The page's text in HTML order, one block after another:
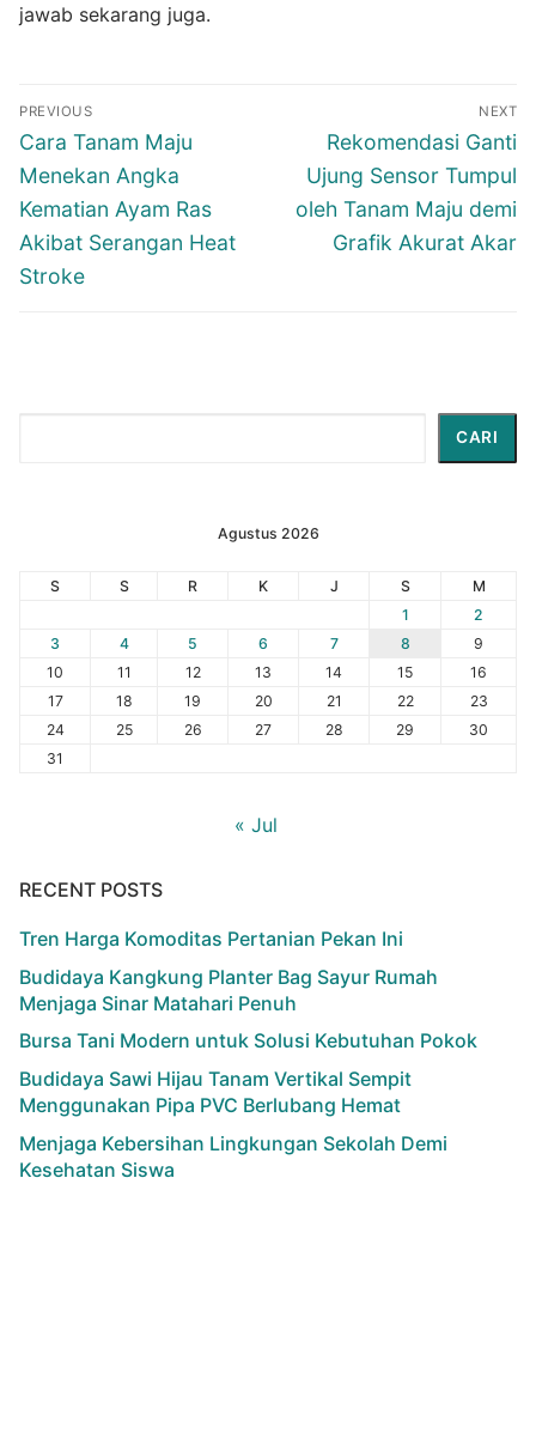
jawab sekarang juga.
Navigasi
pos
PREVIOUS
Previous
post:
Cara Tanam Maju
Menekan Angka
Kematian Ayam Ras
Akibat Serangan Heat
Stroke
NEXT
Next
post:
Rekomendasi Ganti
Ujung Sensor Tumpul
oleh Tanam Maju demi
Grafik Akurat Akar
CARI
Agustus 2026
S S R K J S
M
1
2
3
4 5 6 7 8
9
10
11 12 13 14 15
16
17
18 19 20 21 22
23
24
25 26 27 28 29
30
31
« Jul
RECENT POSTS
Tren Harga Komoditas Pertanian Pekan Ini
Budidaya Kangkung Planter Bag Sayur Rumah
Menjaga Sinar Matahari Penuh
Bursa Tani Modern untuk Solusi Kebutuhan Pokok
Budidaya Sawi Hijau Tanam Vertikal Sempit
Menggunakan Pipa PVC Berlubang Hemat
Menjaga Kebersihan Lingkungan Sekolah Demi
Kesehatan Siswa